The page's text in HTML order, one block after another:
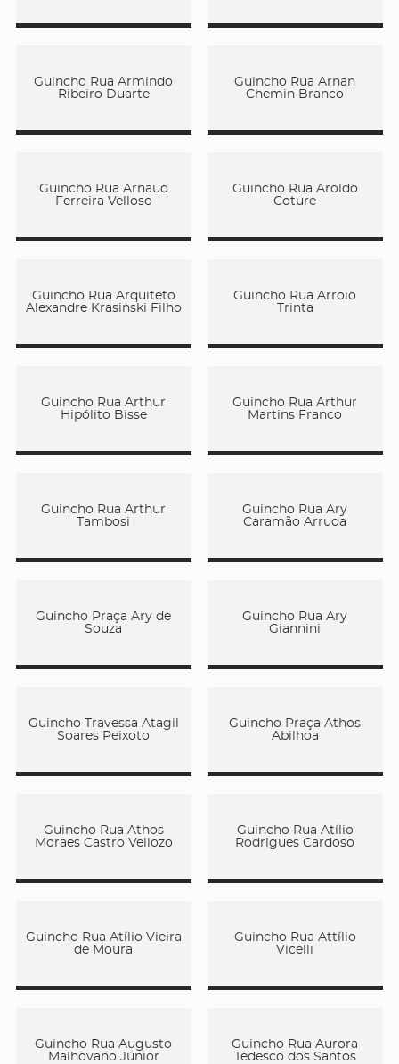
Guincho Rua Armindo
Ribeiro Duarte
Guincho Rua Arnan
Chemin Branco
Guincho Rua Arnaud
Ferreira Velloso
Guincho Rua Aroldo
Coture
Guincho Rua Arquiteto
Alexandre Krasinski Filho
Guincho Rua Arroio
Trinta
Guincho Rua Arthur
Hipólito Bisse
Guincho Rua Arthur
Martins Franco
Guincho Rua Arthur
Tambosi
Guincho Rua Ary
Caramão Arruda
Guincho Praça Ary de
Souza
Guincho Rua Ary
Giannini
Guincho Travessa Atagil
Soares Peixoto
Guincho Praça Athos
Abilhoa
Guincho Rua Athos
Moraes Castro Vellozo
Guincho Rua Atílio
Rodrigues Cardoso
Guincho Rua Atílio Vieira
de Moura
Guincho Rua Attílio
Vicelli
Guincho Rua Augusto
Malhovano Júnior
Guincho Rua Aurora
Tedesco dos Santos